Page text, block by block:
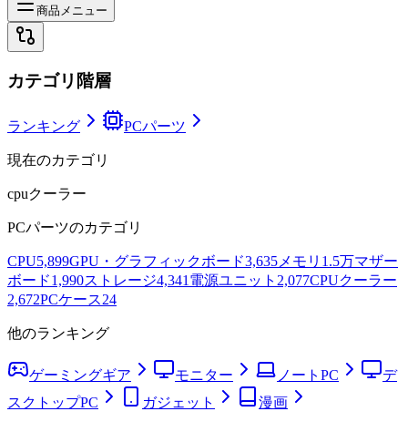
商品メニュー
カテゴリ階層
ランキング PCパーツ
現在のカテゴリ
cpuクーラー
PCパーツのカテゴリ
CPU5,899GPU・グラフィックボード3,635メモリ 1.5万マザー
ボード1,990ストレージ4,341電源ユニット 2,077CPUクーラー
2,672PCケース24
他のランキング
ゲーミングギア モニター ノートPC
デ
スクトップPC
ガジェット 漫画